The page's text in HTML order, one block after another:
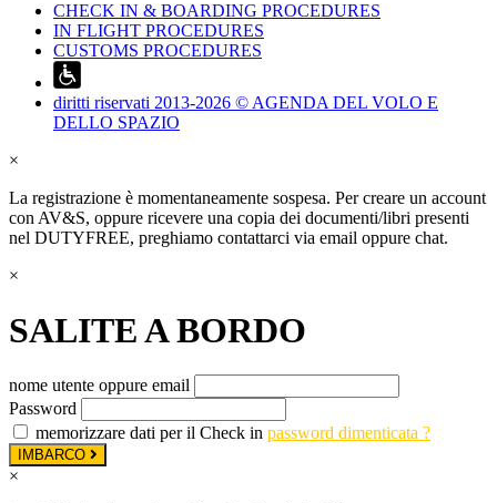
CHECK IN & BOARDING PROCEDURES
IN FLIGHT PROCEDURES
CUSTOMS PROCEDURES
diritti riservati 2013-2026 © AGENDA DEL VOLO E
DELLO SPAZIO
×
La registrazione è momentaneamente sospesa. Per creare un account
con AV&S, oppure ricevere una copia dei documenti/libri presenti
nel DUTYFREE, preghiamo contattarci via email oppure chat.
×
SALITE A BORDO
nome utente oppure email
Password
memorizzare dati per il Check in password dimenticata ?
IMBARCO
×